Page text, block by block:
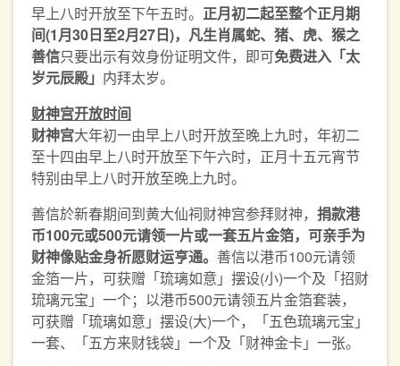
早上八时开放至下午五时。 正月初二起至整个正月期
间(1月30日至2月27日)，凡生肖属蛇、猪、虎、猴之
善信只要出示有效身份证明文件，即可免费进入「太
岁元辰殿」 内拜太岁。
财神宫开放时间
财神宫大年初一由早上八时开放至晚上九时，年初二
至十四由早上八时开放至下午六时，正月十五元宵节
特别由早上八时开放至晚上九时。
善信於新春期间到黄大仙祠财神宫参拜财神， 捐款港
币100元或500元请领一片或一套五片金箔， 可亲手为
财神像贴金身祈愿财运亨通。 善信以港币100元请领
金箔一片，可获赠「琉璃如意」摆设(小)一个及「招财
琉璃元宝」一个；以港币500元请领五片金箔套装，
可获赠「琉璃如意」摆设(大)一个，「五色琉璃元宝」
一套、「五方来财钱袋」一个及「财神金卡」一张。